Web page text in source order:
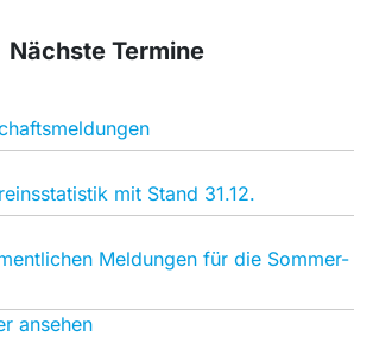
Nächste Termine
mit Stand 31.12.
Meldungen für die Sommer-
ansehen